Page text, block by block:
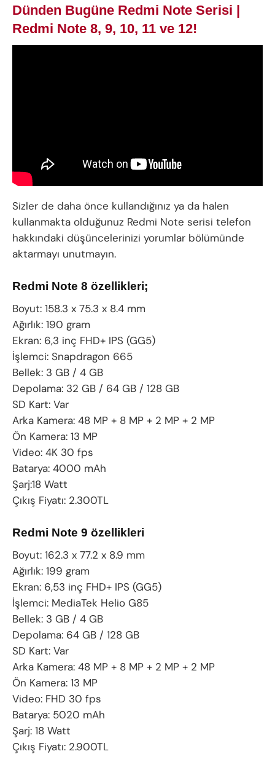
Dünden Bugüne Redmi Note Serisi |
Redmi Note 8, 9, 10, 11 ve 12!
Sizler de daha önce kullandığınız ya da halen
kullanmakta olduğunuz Redmi Note serisi telefon
hakkındaki düşüncelerinizi yorumlar bölümünde
aktarmayı unutmayın.
Redmi Note 8 özellikleri;
Boyut: 158.3 x 75.3 x 8.4 mm
Ağırlık: 190 gram
Ekran: 6,3 inç FHD+ IPS (GG5)
İşlemci: Snapdragon 665
Bellek: 3 GB / 4 GB
Depolama: 32 GB / 64 GB / 128 GB
SD Kart: Var
Arka Kamera: 48 MP + 8 MP + 2 MP + 2 MP
Ön Kamera: 13 MP
Video: 4K 30 fps
Batarya: 4000 mAh
Şarj:18 Watt
Çıkış Fiyatı: 2.300TL
Redmi Note 9 özellikleri
Boyut: 162.3 x 77.2 x 8.9 mm
Ağırlık: 199 gram
Ekran: 6,53 inç FHD+ IPS (GG5)
İşlemci: MediaTek Helio G85
Bellek: 3 GB / 4 GB
Depolama: 64 GB / 128 GB
SD Kart: Var
Arka Kamera: 48 MP + 8 MP + 2 MP + 2 MP
Ön Kamera: 13 MP
Video: FHD 30 fps
Batarya: 5020 mAh
Şarj: 18 Watt
Çıkış Fiyatı: 2.900TL